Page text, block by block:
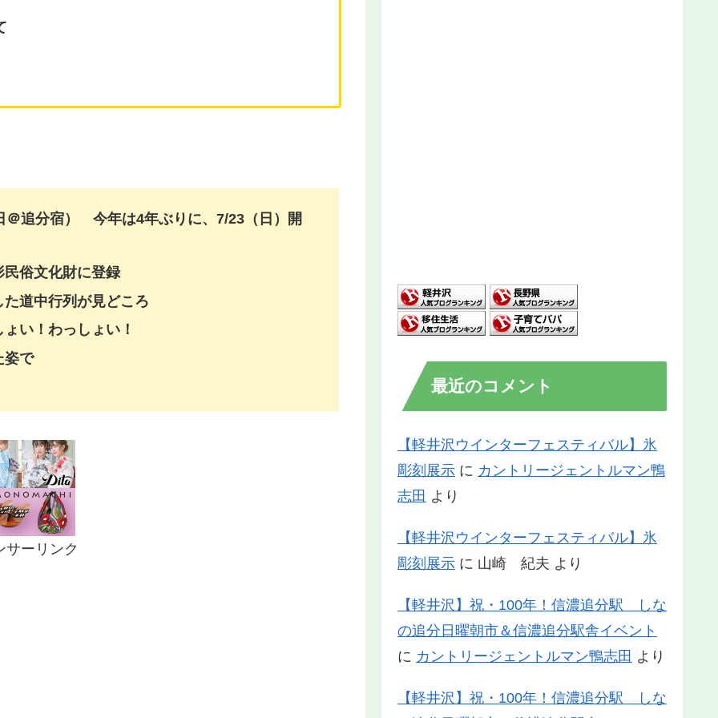
＠追分宿） 今年は4年ぶりに、7/23（日）開
俗文化財に登録
道中行列が見どころ
い！わっしょい！
姿で
サーリンク
最近のコメント
【軽井沢ウインターフェスティバル】氷
彫刻展示 に カントリージェントルマン鴨
志田 より
【軽井沢ウインターフェスティバル】氷
彫刻展示 に 山崎 紀夫 より
【軽井沢】祝・100年！信濃追分駅 しな
の追分日曜朝市＆信濃追分駅舎イベント
に カントリージェントルマン鴨志田 より
【軽井沢】祝・100年！信濃追分駅 しな